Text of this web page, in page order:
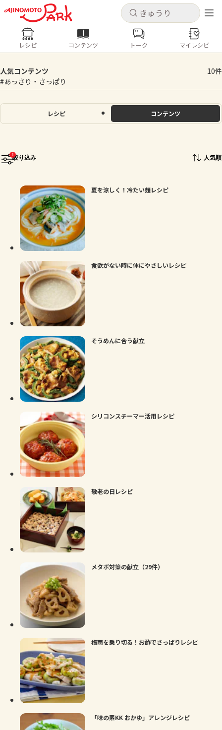
キャンセル
ログインするとレシピを保存できます
ホーム
トーク
よくあるお問い合わせ
お買い物
AJINOMOTO PARK とは
キャンセル
レシピ コンテンツ
人気の食材・レシピ
きゅうり
とうもろこし
レシピ コンテンツ トーク マイレシピ
人気コンテンツ
10件
#あっさり・さっぱり
レシピ コンテンツ
1絞り込み 人気順
夏を涼しく！冷たい麺レシピ
食欲がない時に体にやさしいレシピ
そうめんに合う献立
シリコンスチーマー活用レシピ
敬老の日レシピ
メタボ対策の献立（29件）
梅雨を乗り切る！お酢でさっぱりレシピ
「味の素KK おかゆ」アレンジレシピ